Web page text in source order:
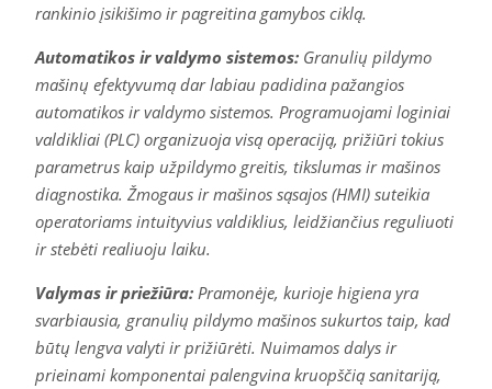
rankinio įsikišimo ir pagreitina gamybos ciklą.
Automatikos ir valdymo sistemos:Granulių pildymo
mašinų efektyvumą dar labiau padidina pažangios
automatikos ir valdymo sistemos. Programuojami loginiai
valdikliai (PLC) organizuoja visą operaciją, prižiūri tokius
parametrus kaip užpildymo greitis, tikslumas ir mašinos
diagnostika. Žmogaus ir mašinos sąsajos (HMI) suteikia
operatoriams intuityvius valdiklius, leidžiančius reguliuoti
ir stebėti realiuoju laiku.
Valymas ir priežiūra:Pramonėje, kurioje higiena yra
svarbiausia, granulių pildymo mašinos sukurtos taip, kad
būtų lengva valyti ir prižiūrėti. Nuimamos dalys ir
prieinami komponentai palengvina kruopščią sanitariją,